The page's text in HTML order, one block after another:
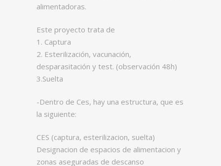
alimentadoras.
Este proyecto trata de
1. Captura
2. Esterilización, vacunación,
desparasitación y test. (observación 48h)
3.Suelta
-Dentro de Ces, hay una estructura, que es
la siguiente:
CES (captura, esterilizacion, suelta)
Designacion de espacios de alimentacion y
zonas aseguradas de descanso